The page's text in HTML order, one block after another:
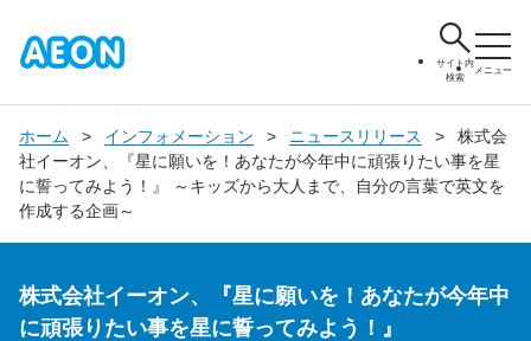
サイト内
検索
メニュー
ホーム インフォメーション ニュースリリース
株式会
社イーオン、『星に願いを！あなたが今年中に頑張りたい事を星
に誓ってみよう！』 ～キッズから大人まで、自分の言葉で英文を
作成する企画～
株式会社イーオン、『星に願いを！あなたが今年中
に頑張りたい事を星に誓ってみよう！』